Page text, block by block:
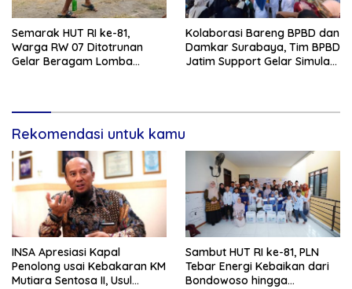
Semarak HUT RI ke-81,
Warga RW 07 Ditotrunan
Gelar Beragam Lomba
Kolaborasi Bareng BPBD dan
Damkar Surabaya, Tim BPBD
Jatim Support Gelar Simulasi
Rekomendasi untuk kamu
INSA Apresiasi Kapal
Penolong usai Kebakaran KM
Mutiara Sentosa II, Usul
Sambut HUT RI ke-81, PLN
Tebar Energi Kebaikan dari
Bondowoso hingga